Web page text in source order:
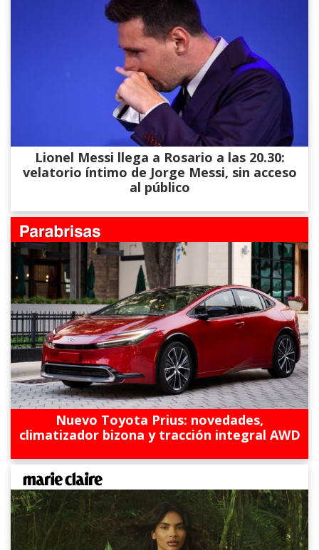
Lionel Messi llega a Rosario a las 20.30:
velatorio íntimo de Jorge Messi, sin acceso
al público
Nuevo Toyota Prius: novedades,
climatizador bizona y tracción integral AWD